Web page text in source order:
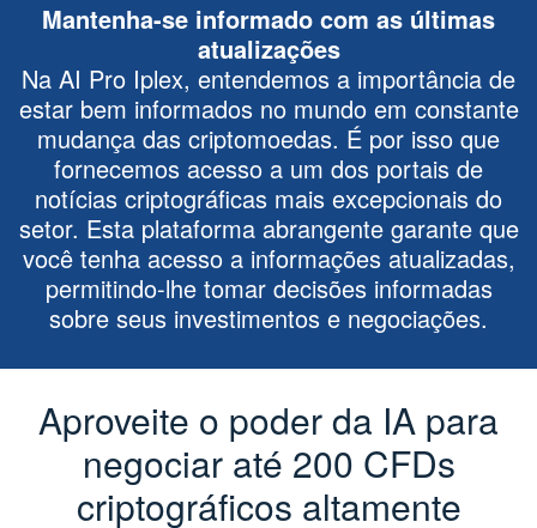
Mantenha-se informado com as últimas
atualizações
Na AI Pro Iplex, entendemos a importância de
estar bem informados no mundo em constante
mudança das criptomoedas. É por isso que
fornecemos acesso a um dos portais de
notícias criptográficas mais excepcionais do
setor. Esta plataforma abrangente garante que
você tenha acesso a informações atualizadas,
permitindo-lhe tomar decisões informadas
sobre seus investimentos e negociações.
Aproveite o poder da IA para
negociar até 200 CFDs
criptográficos altamente